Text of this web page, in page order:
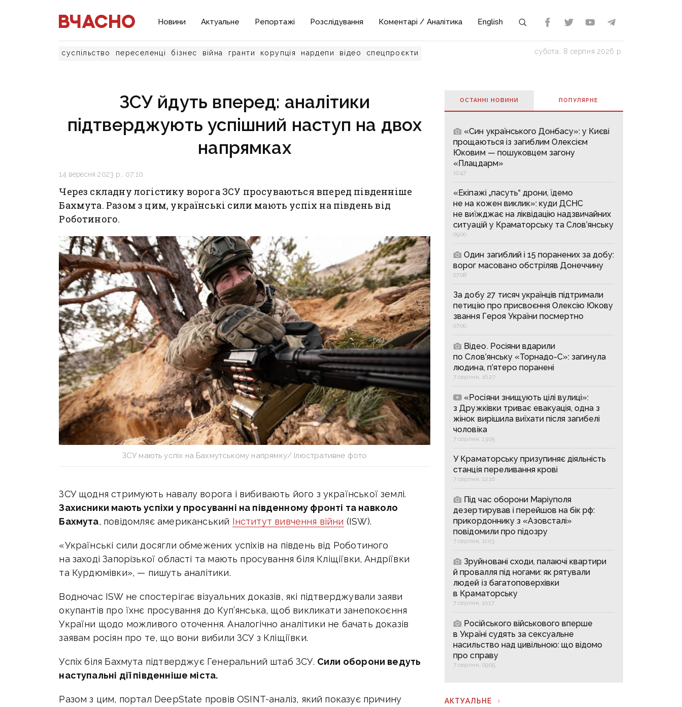
Новини Актуальне Репортажі Розслідування Коментарі / Аналітика English
суспільство переселенці бізнес війна гранти корупція нардепи відео спецпроєкти субота, 8 серпня 2026 р.
ЗСУ йдуть вперед: аналітики
підтверджують успішний наступ на двох
напрямках
14 вересня 2023 р., 07:10
Через складну логістику ворога ЗСУ просуваються вперед південніше
Бахмута. Разом з цим, українські сили мають успіх на південь від
Роботиного.
ЗСУ мають успіх на Бахмутському напрямку/ Ілюстративне фото
ЗСУ щодня стримують навалу ворога і вибивають його з української землі.
Захисники мають успіхи у просуванні на південному фронті та навколо
Бахмута, повідомляє американський Інститут вивчення війни (ISW).
«Українські сили досягли обмежених успіхів на південь від Роботиного
на заході Запорізької області та мають просування біля Кліщіївки, Андріївки
та Курдюмівки», — пишуть аналітики.
Водночас ISW не спостерігає візуальних доказів, які підтверджували заяви
окупантів про їхнє просування до Куп’янська, щоб викликати занепокоєння
України щодо можливого оточення. Аналогічно аналітики не бачать доказів
заявам росіян про те, що вони вибили ЗСУ з Кліщіївки.
Успіх біля Бахмута підтверджує Генеральний штаб ЗСУ. Сили оборони ведуть
наступальні дії південніше міста.
Разом з цим, портал DeepState провів OSINT-аналіз, який показує причину
ОСТАННІ НОВИНИ ПОПУЛЯРНE
«Син українського Донбасу»: у Києві
прощаються із загиблим Олексієм
Юковим — пошуковцем загону
«Плацдарм»
10:47
«Екіпажі „пасуть“ дрони, їдемо
не на кожен виклик»: куди ДСНС
не виїжджає на ліквідацію надзвичайних
ситуацій у Краматорську та Слов’янську
09:00
Один загиблий і 15 поранених за добу:
ворог масовано обстріляв Донеччину
07:08
За добу 27 тисяч українців підтримали
петицію про присвоєння Олексію Юкову
звання Героя України посмертно
07:00
Відео. Росіяни вдарили
по Слов’янську «Торнадо-С»: загинула
людина, п’ятеро поранені
7 серпня, 16:27
«Росіяни знищують цілі вулиці»:
з Дружківки триває евакуація, одна з
жінок вирішила виїхати після загибелі
чоловіка
7 серпня, 13:05
У Краматорську призупиняє діяльність
станція переливання крові
7 серпня, 12:16
Під час оборони Маріуполя
дезертирував і перейшов на бік рф:
прикордоннику з «Азовсталі»
повідомили про підозру
7 серпня, 11:03
Зруйновані сходи, палаючі квартири
й провалля під ногами: як рятували
людей із багатоповерхівки
в Краматорську
7 серпня, 10:17
Російського військового вперше
в Україні судять за сексуальне
насильство над цивільною: що відомо
про справу
7 серпня, 09:05
АКТУАЛЬНЕ